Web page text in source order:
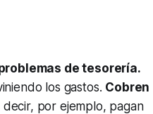
de tesorería.
los gastos. Cobren
por ejemplo, pagan